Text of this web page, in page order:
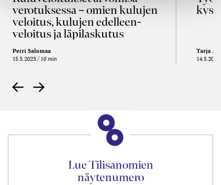
verotuksessa – omien kulujen
veloitus, kulujen edelleen­
veloitus ja läpi­laskutus
Petri Salomaa
15.5.2023 10 min
Tarja
14.5.2021
Lue Tilisanomien
näytenumero